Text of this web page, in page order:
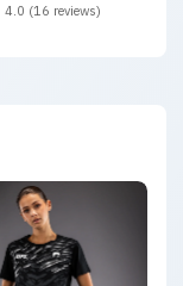
4.0 (16 reviews)